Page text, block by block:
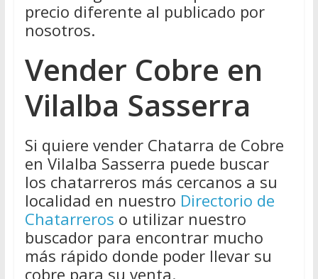
precio diferente al publicado por
nosotros.
Vender Cobre en
Vilalba Sasserra
Si quiere vender Chatarra de Cobre
en Vilalba Sasserra puede buscar
los chatarreros más cercanos a su
localidad en nuestro Directorio de
Chatarreros o utilizar nuestro
buscador para encontrar mucho
más rápido donde poder llevar su
cobre para su venta.